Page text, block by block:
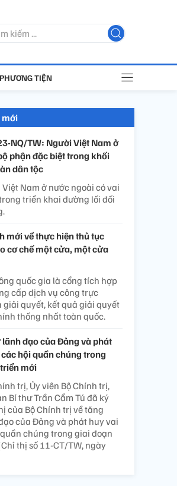
TIỆN
mới
NQ/TW: Người Việt Nam ở
phận đặc biệt trong khối
dân tộc
Nam ở nước ngoài có vai
triển khai đường lối đối
mới về thực hiện thủ tục
cơ chế một cửa, một cửa
quốc gia là cổng tích hợp
cấp dịch vụ công trực
giải quyết, kết quả giải quyết
thống nhất toàn quốc.
đạo của Đảng và phát
hội quần chúng trong
mới
trị, Ủy viên Bộ Chính trị,
Bí thư Trần Cẩm Tú đã ký
của Bộ Chính trị về tăng
của Đảng và phát huy vai
chúng trong giai đoạn
thị số 11-CT/TW, ngày